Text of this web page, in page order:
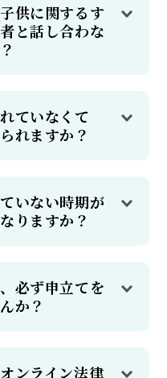
供に関するす
と話し合わな
ていなくて
れますか？
いない時期が
りますか？
必ず申立てを
か？
ンライン法律